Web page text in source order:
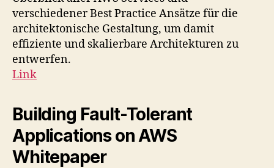
verschiedener Best Practice Ansätze für die
architektonische Gestaltung, um damit
effiziente und skalierbare Architekturen zu
entwerfen.
Link
Building Fault-Tolerant
Applications on AWS
Whitepaper